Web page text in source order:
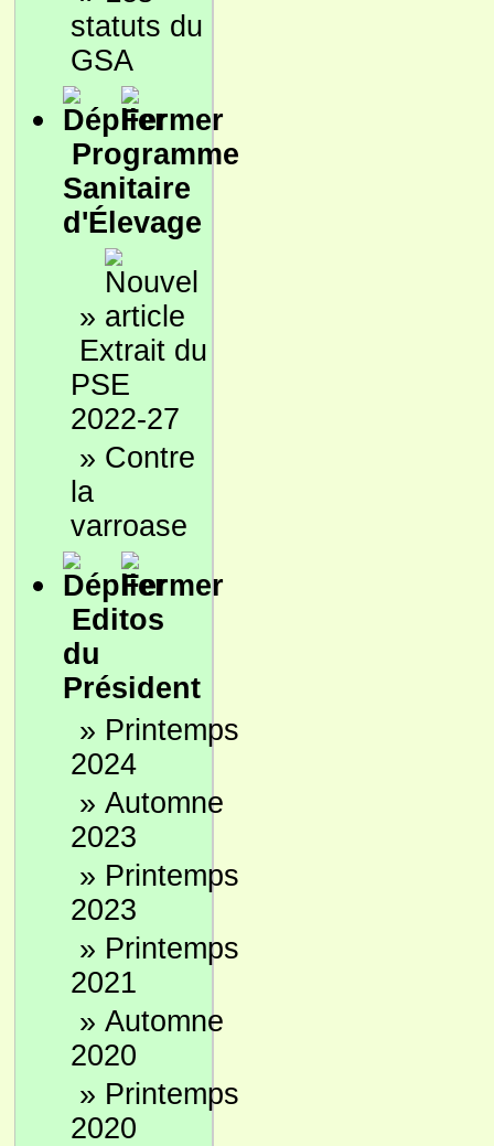
statuts du
GSA
Programme
Sanitaire
d'Élevage
»
Extrait du
PSE
2022-27
» Contre
la
varroase
Editos
du
Président
» Printemps
2024
» Automne
2023
» Printemps
2023
» Printemps
2021
» Automne
2020
» Printemps
2020